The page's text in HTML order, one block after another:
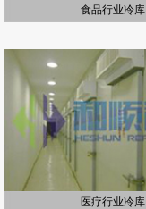
食品行业冷库
医疗行业冷库